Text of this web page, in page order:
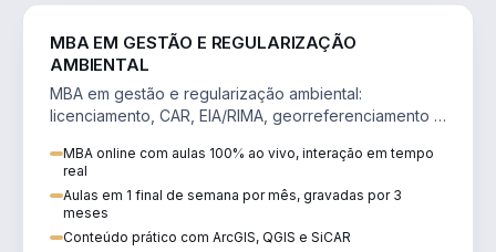
MBA EM GESTÃO E REGULARIZAÇÃO
AMBIENTAL
MBA em gestão e regularização ambiental:
licenciamento, CAR, EIA/RIMA, georreferenciamento e
MBA online com aulas 100% ao vivo, interação em tempo
real
Aulas em 1 final de semana por mês, gravadas por 3
meses
Conteúdo prático com ArcGIS, QGIS e SiCAR